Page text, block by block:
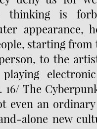
thinking is
appearance,
starting
to the
16/ The
even an
alone new